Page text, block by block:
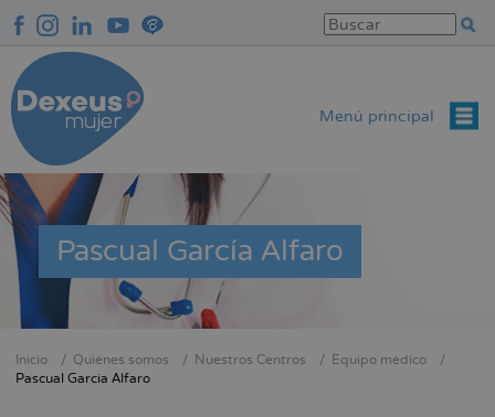
contenido
principal
Menú principal
Pascual García Alfaro
Sobrescribir
Inicio Quiénes somos Nuestros Centros
Equipo médico
Pascual García Alfaro